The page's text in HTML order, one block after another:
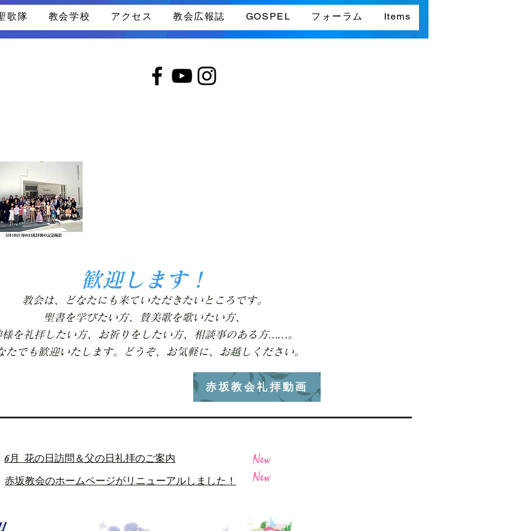
歌隊 教会学校 アクセス 教会広報誌 GOSPEL フォーラム Items
歓迎します！
教会は、どなたにも来ていただきたいところです。
聖書を学びたい方、賛美歌を歌いたい方、
様を礼拝したい方、お祈りをしたい方、相談事のある方……。
たでも歓迎いたします。どうぞ、お気軽に、お越しください。
赤坂教会礼拝動画
6月 花の日訪問＆父の日礼拝のご案内
赤坂教会のホームページがリニューアルしました！